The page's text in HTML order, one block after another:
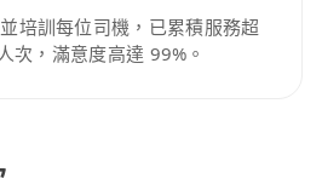
培訓每位司機，已累積服務超
次，滿意度高達 99%。